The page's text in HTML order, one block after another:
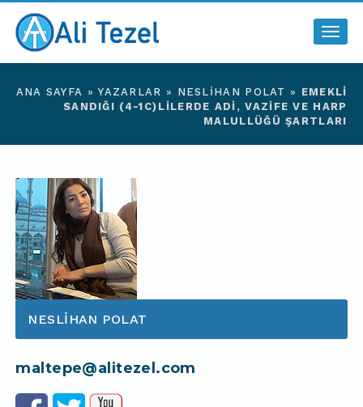
ANA SAYFA »YAZARLAR » NESLIHAN POLAT » EMEKLI
SANDIĞI (4-1C)LILERDE ADI, VAZIFE VE HARP
MALULLÜĞÜ ŞARTLARI
NESLIHAN POLAT
maltepe@alitezel.com